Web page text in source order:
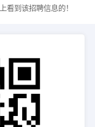
看到该招聘信息的！